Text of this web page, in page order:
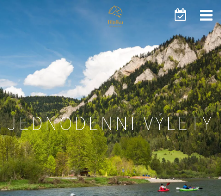
JEDNODENNÍ VÝLETY